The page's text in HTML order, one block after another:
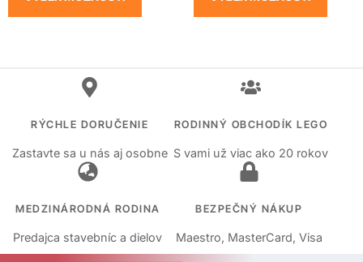
RÝCHLE DORUČENIE
Zastavte sa u nás aj osobne
RODINNÝ OBCHODÍK LEGO
S vami už viac ako 20 rokov
MEDZINÁRODNÁ RODINA
Predajca stavebníc a dielov
BEZPEČNÝ NÁKUP
Maestro, MasterCard, Visa